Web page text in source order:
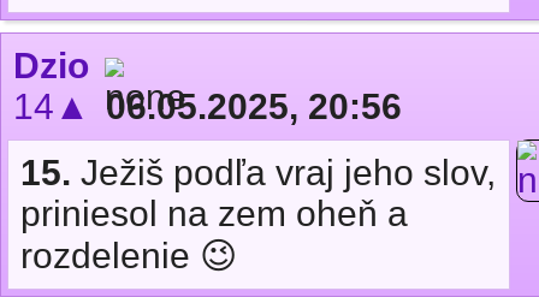
Dzio
14▲
06.05.2025, 20:56
15. Ježiš podľa vraj jeho slov,
priniesol na zem oheň a
rozdelenie 😉